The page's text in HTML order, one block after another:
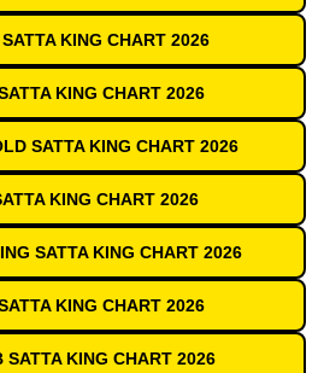
KING CHART 2026
KING CHART 2026
SATTA KING CHART 2026
KING CHART 2026
SATTA KING CHART 2026
KING CHART 2026
SATTA KING CHART 2026